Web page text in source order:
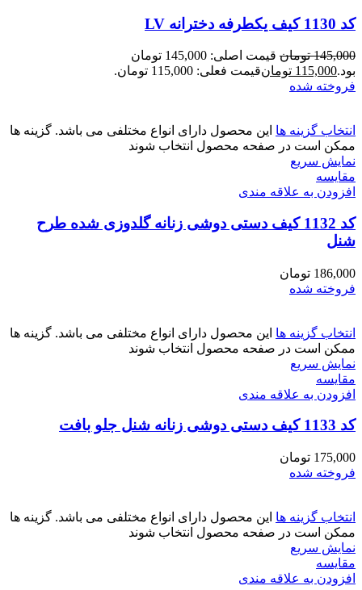
کد 1130 کیف یکطرفه دخترانه LV
145,000 تومان
قیمت اصلی: 145,000 تومان
بود.115,000 تومانقیمت فعلی: 115,000 تومان.
فروخته شده
انتخاب گزینه ها این محصول دارای انواع مختلفی می باشد. گزینه ها
ممکن است در صفحه محصول انتخاب شوند
نمایش سریع
مقايسه
افزودن به علاقه مندی
کد 1132 کیف دستی دوشی زنانه گلدوزی شده طرح
شنل
186,000 تومان
فروخته شده
انتخاب گزینه ها این محصول دارای انواع مختلفی می باشد. گزینه ها
ممکن است در صفحه محصول انتخاب شوند
نمایش سریع
مقايسه
افزودن به علاقه مندی
کد 1133 کیف دستی دوشی زنانه شنل جلو بافت
175,000 تومان
فروخته شده
انتخاب گزینه ها این محصول دارای انواع مختلفی می باشد. گزینه ها
ممکن است در صفحه محصول انتخاب شوند
نمایش سریع
مقايسه
افزودن به علاقه مندی